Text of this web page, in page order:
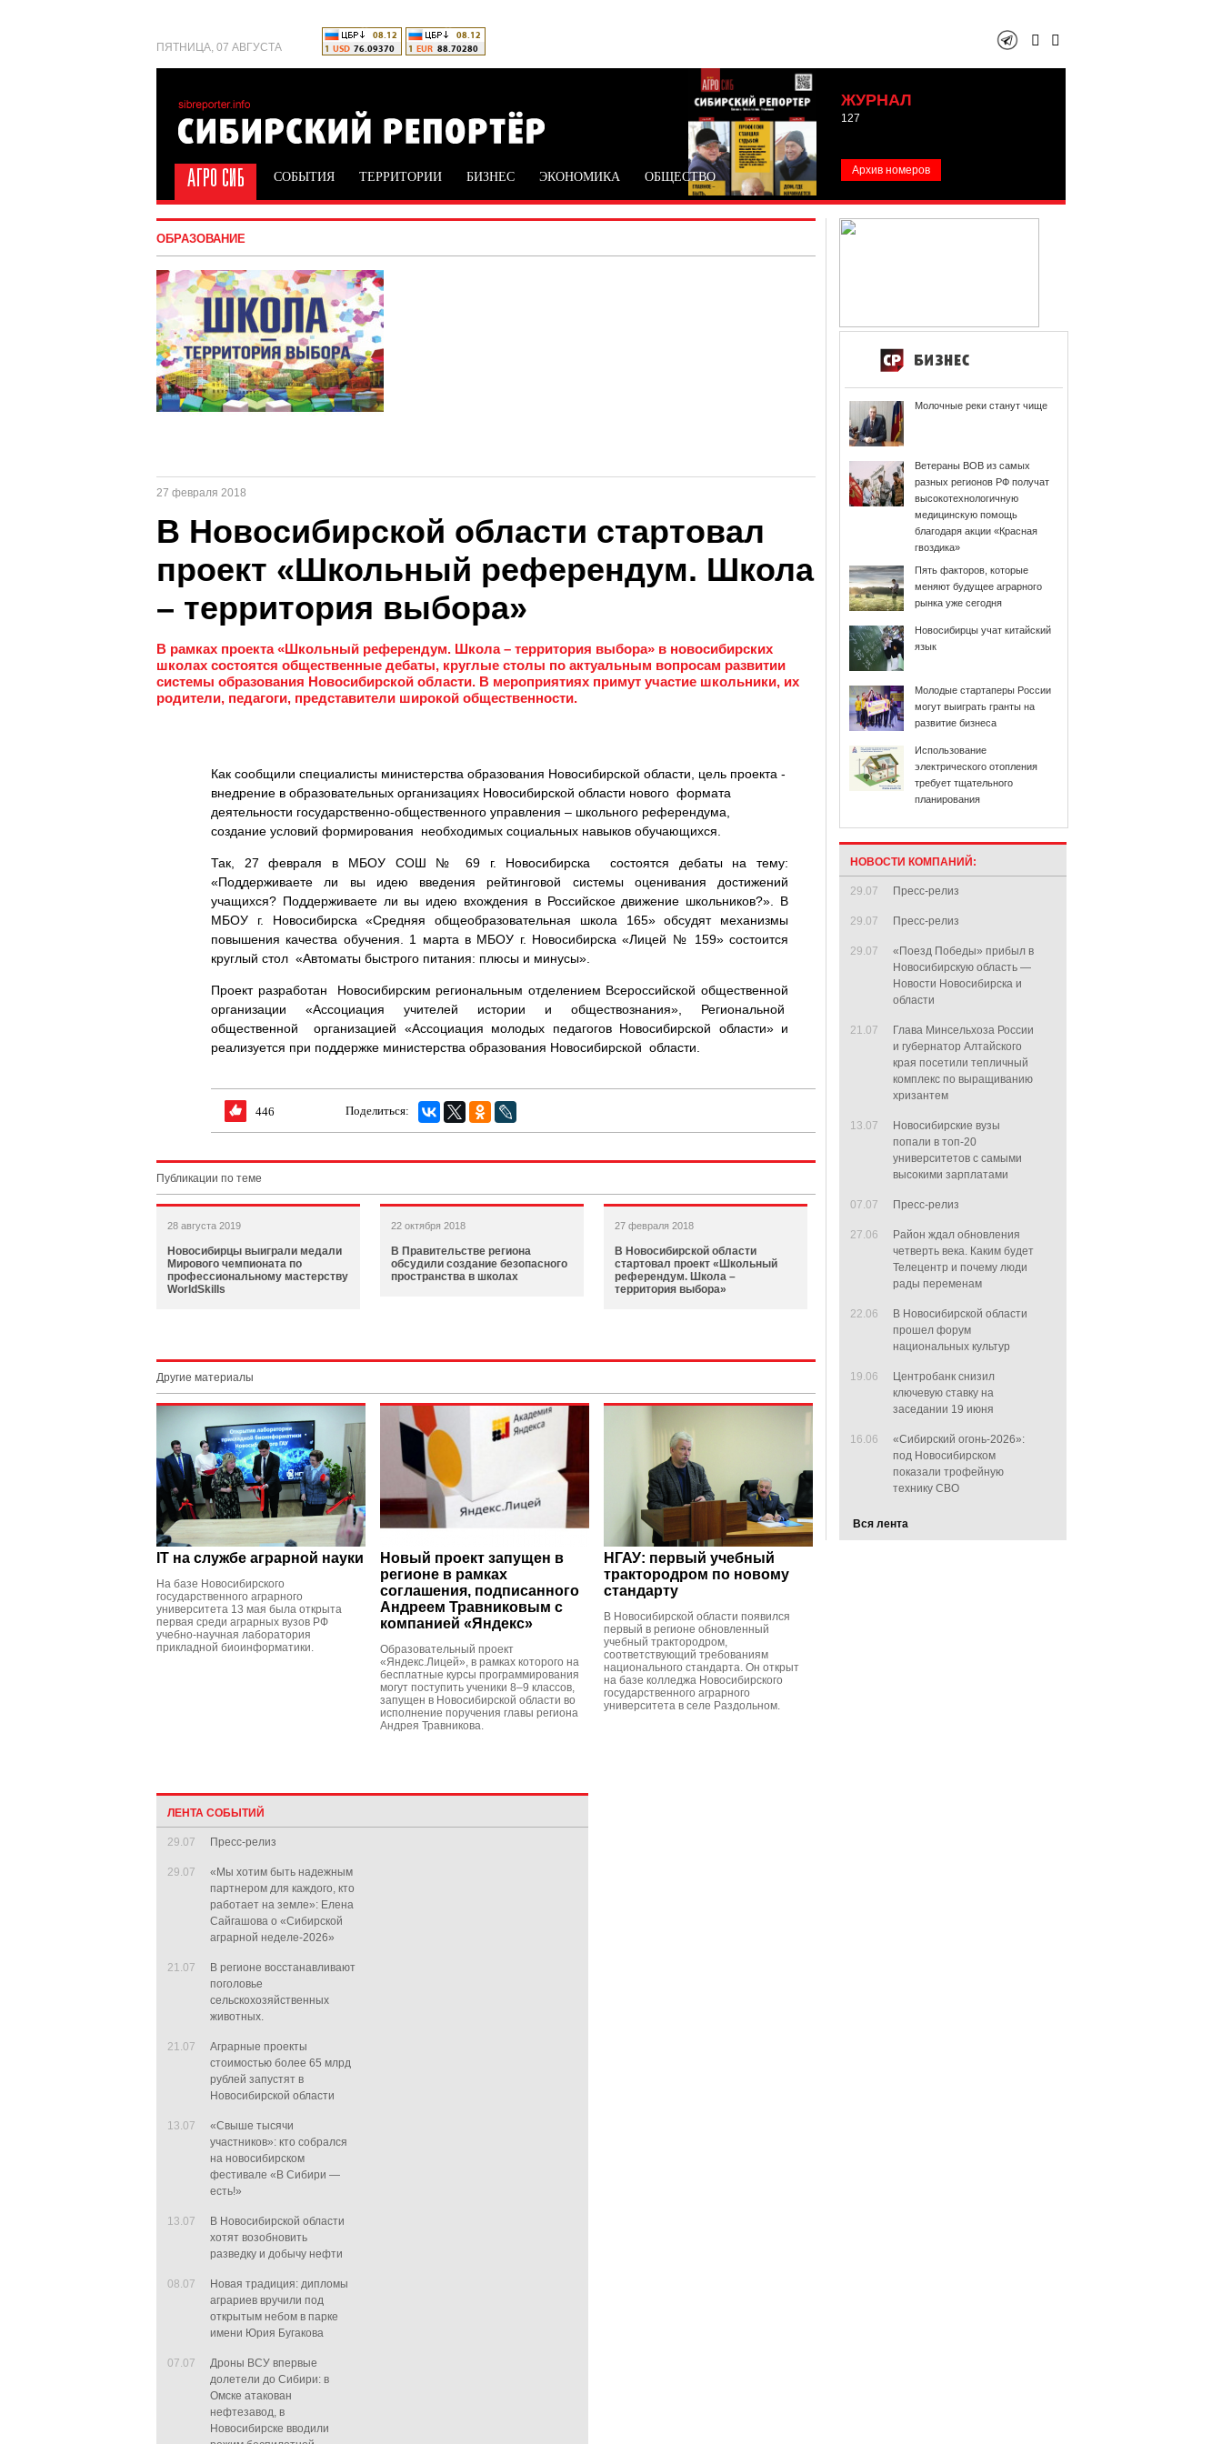
ПЯТНИЦА, 07 АВГУСТА
ЖУРНАЛ
127
Архив номеров
СОБЫТИЯ ТЕРРИТОРИИ БИЗНЕС ЭКОНОМИКА ОБЩЕСТВО
ОБРАЗОВАНИЕ
27 февраля 2018
В Новосибирской области стартовал
проект «Школьный референдум. Школа
– территория выбора»
В рамках проекта «Школьный референдум. Школа – территория выбора» в новосибирских
школах состоятся общественные дебаты, круглые столы по актуальным вопросам развитии
системы образования Новосибирской области. В мероприятиях примут участие школьники, их
родители, педагоги, представители широкой общественности.
Как сообщили специалисты министерства образования Новосибирской области, цель проекта -
внедрение в образовательных организациях Новосибирской области нового формата
деятельности государственно-общественного управления – школьного референдума,
создание условий формирования необходимых социальных навыков обучающихся.
Так, 27 февраля в МБОУ СОШ № 69 г. Новосибирска состоятся дебаты на тему:
«Поддерживаете ли вы идею введения рейтинговой системы оценивания достижений
учащихся? Поддерживаете ли вы идею вхождения в Российское движение школьников?». В
МБОУ г. Новосибирска «Средняя общеобразовательная школа 165» обсудят механизмы
повышения качества обучения. 1 марта в МБОУ г. Новосибирска «Лицей № 159» состоится
круглый стол «Автоматы быстрого питания: плюсы и минусы».
Проект разработан Новосибирским региональным отделением Всероссийской общественной
организации «Ассоциация учителей истории и обществознания», Региональной
общественной организацией «Ассоциация молодых педагогов Новосибирской области» и
реализуется при поддержке министерства образования Новосибирской области.
446 Поделиться:
Публикации по теме
28 августа 2019
Новосибирцы выиграли медали
Мирового чемпионата по
профессиональному мастерству
WorldSkills
22 октября 2018
В Правительстве региона
обсудили создание безопасного
пространства в школах
27 февраля 2018
В Новосибирской области
стартовал проект «Школьный
референдум. Школа –
территория выбора»
Другие материалы
IT на службе аграрной науки
На базе Новосибирского
государственного аграрного
университета 13 мая была открыта
первая среди аграрных вузов РФ
учебно-научная лаборатория
прикладной биоинформатики.
Новый проект запущен в
регионе в рамках
соглашения, подписанного
Андреем Травниковым с
компанией «Яндекс»
Образовательный проект
«Яндекс.Лицей», в рамках которого на
бесплатные курсы программирования
могут поступить ученики 8–9 классов,
запущен в Новосибирской области во
исполнение поручения главы региона
Андрея Травникова.
НГАУ: первый учебный
трактородром по новому
стандарту
В Новосибирской области появился
первый в регионе обновленный
учебный трактородром,
соответствующий требованиям
национального стандарта. Он открыт
на базе колледжа Новосибирского
государственного аграрного
университета в селе Раздольном.
ЛЕНТА СОБЫТИЙ
29.07 Пресс-релиз
29.07
«Мы хотим быть надежным
партнером для каждого, кто
работает на земле»: Елена
Сайгашова о «Сибирской
аграрной неделе-2026»
21.07
В регионе восстанавливают
поголовье
сельскохозяйственных
животных.
21.07
Аграрные проекты
стоимостью более 65 млрд
рублей запустят в
Новосибирской области
13.07
«Свыше тысячи
участников»: кто собрался
на новосибирском
фестивале «В Сибири —
есть!»
13.07
В Новосибирской области
хотят возобновить
разведку и добычу нефти
08.07
Новая традиция: дипломы
аграриев вручили под
открытым небом в парке
имени Юрия Бугакова
07.07
Дроны ВСУ впервые
долетели до Сибири: в
Омске атакован
нефтезавод, в
Новосибирске вводили
Молочные реки станут чище
Ветераны ВОВ из самых
разных регионов РФ получат
высокотехнологичную
медицинскую помощь
благодаря акции «Красная
гвоздика»
Пять факторов, которые
меняют будущее аграрного
рынка уже сегодня
Новосибирцы учат китайский
язык
Молодые стартаперы России
могут выиграть гранты на
развитие бизнеса
Использование
электрического отопления
требует тщательного
планирования
НОВОСТИ КОМПАНИЙ:
29.07 Пресс-релиз
29.07 Пресс-релиз
29.07
«Поезд Победы» прибыл в
Новосибирскую область —
Новости Новосибирска и
области
21.07
Глава Минсельхоза России
и губернатор Алтайского
края посетили тепличный
комплекс по выращиванию
хризантем
13.07
Новосибирские вузы
попали в топ-20
университетов с самыми
высокими зарплатами
07.07 Пресс-релиз
27.06
Район ждал обновления
четверть века. Каким будет
Телецентр и почему люди
рады переменам
22.06
В Новосибирской области
прошел форум
национальных культур
19.06
Центробанк снизил
ключевую ставку на
заседании 19 июня
16.06
«Сибирский огонь-2026»:
под Новосибирском
показали трофейную
технику СВО
Вся лента